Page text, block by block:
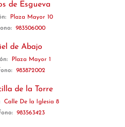
de Esgueva
Plaza Mayor 10
983506000
de Abajo
Plaza Mayor 1
983872002
de la Torre
Calle De la Iglesia 8
983563423